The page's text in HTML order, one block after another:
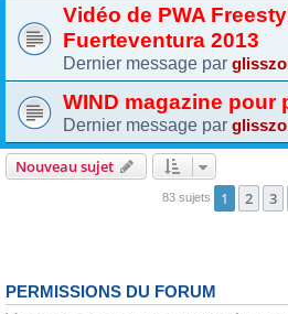
Vidéo de PWA
Fuerteventura 2013
Dernier message par
WIND magazine pour
Dernier message par
Nouveau sujet
83 sujets 1 2 3
PERMISSIONS DU FORUM